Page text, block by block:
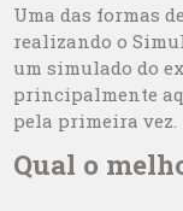
Uma das formas
realizando o
um simulado do
principalmente
pela primeira vez.
Qual o